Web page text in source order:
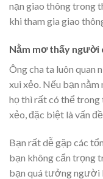
nạn giao thông trong
khi tham gia giao
Nằm mơ thấy người
Ông cha ta luôn quan
xui xẻo. Nếu bạn
họ thì rất có thể trong
xẻo, đặc biệt là vấn
Bạn rất dễ gặp các
bạn không cẩn trọng
bạn quá tưởng người